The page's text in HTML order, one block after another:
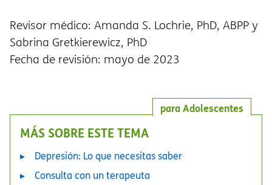
Revisor médico: Amanda S. Lochrie, PhD, ABPP y
Sabrina Gretkierewicz, PhD
Fecha de revisión: mayo de 2023
para Adolescentes
MÁS SOBRE ESTE TEMA
Depresión: Lo que necesitas saber
Consulta con un terapeuta